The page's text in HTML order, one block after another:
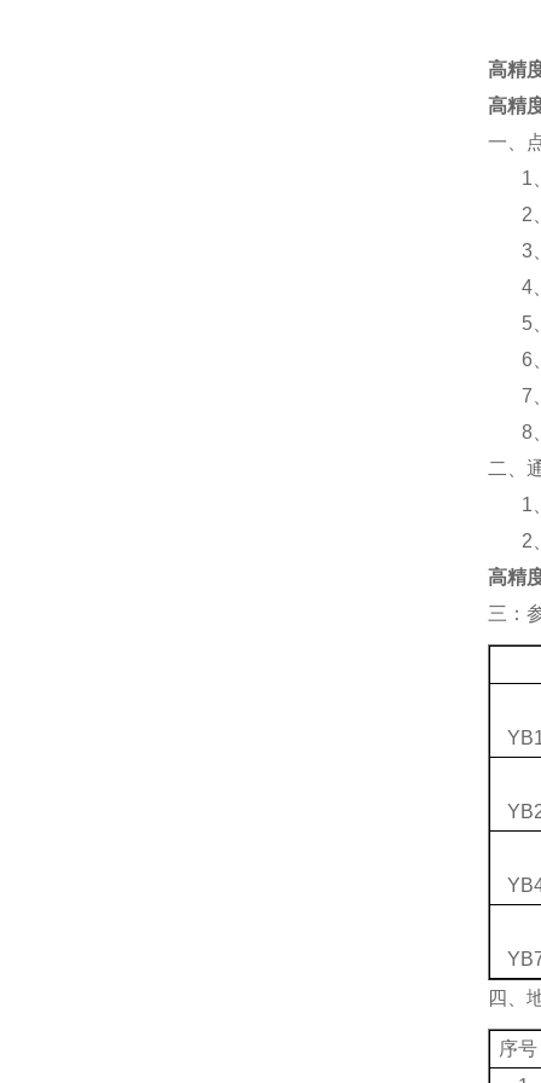
高精
高精
一、
1
2
3
4
5
6
7
8
二、
1
2
高精
三：
四、
序号